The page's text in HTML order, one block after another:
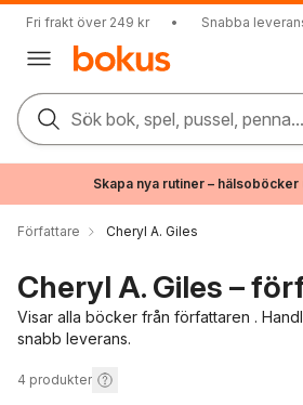
Fri frakt över 249 kr • Snabba
Sök bok, spel, pussel, penna...
Skapa nya rutiner –
Författare Cheryl A. Giles
Cheryl A. Giles –
Visar alla böcker från författaren .
snabb leverans.
4 produkter